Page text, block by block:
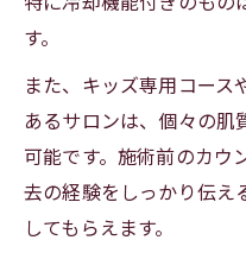
す。
また、キッズ専用コー
あるサロンは、個々の肌
可能です。施術前のカウ
去の経験をしっかり伝え
してもらえます。